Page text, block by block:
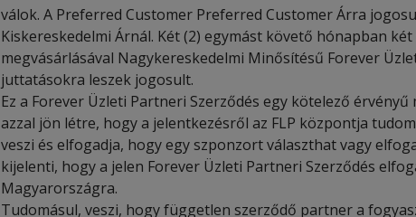
válok. A Preferred Customer Preferred Customer Árra
Kiskereskedelmi Árnál. Két (2) egymást követő hónapban
megvásárlásával Nagykereskedelmi Minősítésű Forever
juttatásokra leszek jogosult.
Ez a Forever Üzleti Partneri Szerződés egy kötelező
azzal jön létre, hogy a jelentkezésről az FLP központja
veszi és elfogadja, hogy egy szponzort választhat vagy
kijelenti, hogy a jelen Forever Üzleti Partneri Szerződés
Magyarországra.
Tudomásul, veszi, hogy független szerződő partner a